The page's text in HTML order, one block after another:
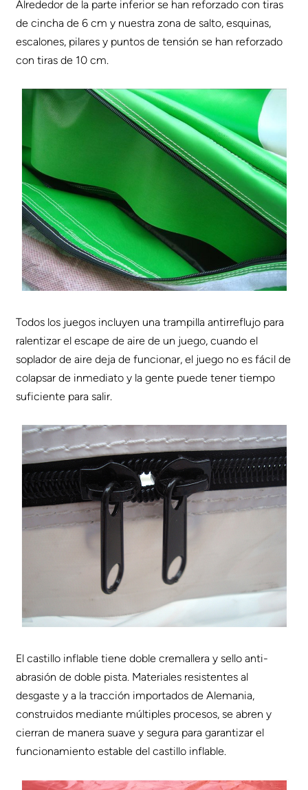
Alrededor de la parte inferior se han reforzado con tiras
de cincha de 6 cm y nuestra zona de salto, esquinas,
escalones, pilares y puntos de tensión se han reforzado
con tiras de 10 cm.
Todos los juegos incluyen una trampilla antirreflujo para
ralentizar el escape de aire de un juego, cuando el
soplador de aire deja de funcionar, el juego no es fácil de
colapsar de inmediato y la gente puede tener tiempo
suficiente para salir.
El castillo inflable tiene doble cremallera y sello anti-
abrasión de doble pista. Materiales resistentes al
desgaste y a la tracción importados de Alemania,
construidos mediante múltiples procesos, se abren y
cierran de manera suave y segura para garantizar el
funcionamiento estable del castillo inflable.